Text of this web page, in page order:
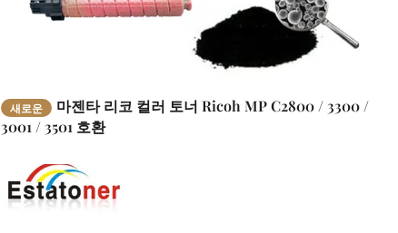
새로운
마젠타 리코 컬러 토너 Ricoh MP C2800 / 3300 /
3001 / 3501 호환